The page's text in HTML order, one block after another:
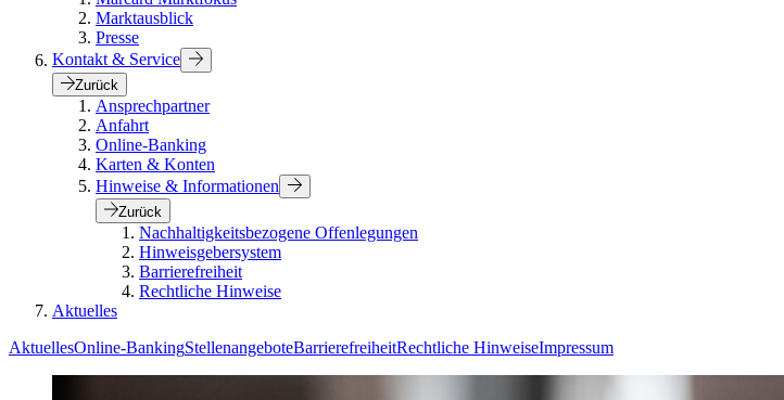
Marktausblick
Presse
Kontakt & Service
Zurück
Ansprechpartner
Anfahrt
Online-Banking
Karten & Konten
Hinweise & Informationen
Zurück
Nachhaltigkeitsbezogene Offenlegungen
Hinweisgebersystem
Barrierefreiheit
Rechtliche Hinweise
Aktuelles
AktuellesOnline-BankingStellenangeboteBarrierefreiheitRechtliche HinweiseImpressum